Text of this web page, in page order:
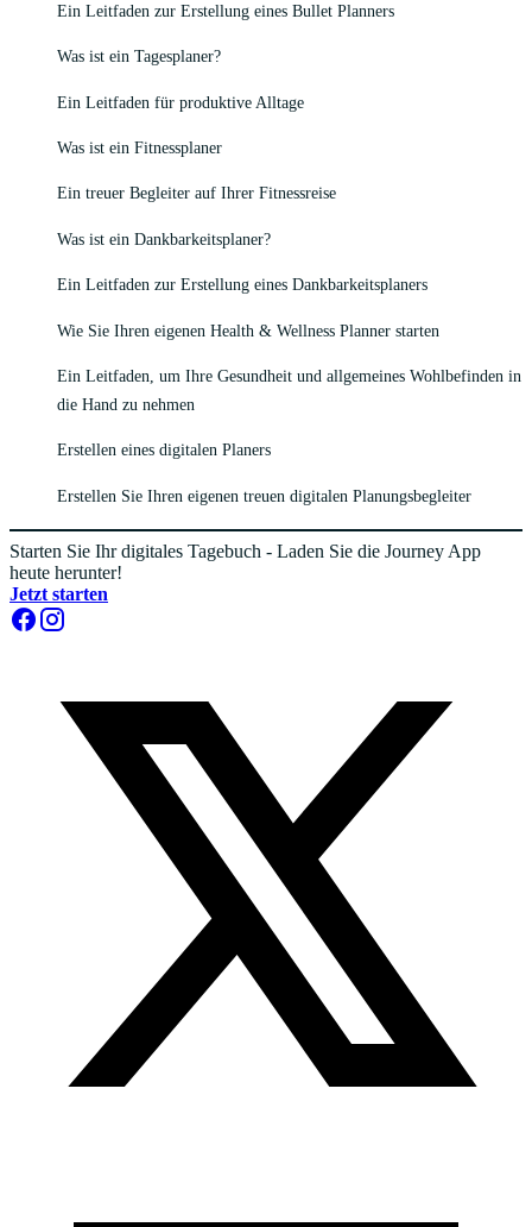
Ein Leitfaden zur Erstellung eines Bullet Planners
Was ist ein Tagesplaner?
Ein Leitfaden für produktive Alltage
Was ist ein Fitnessplaner
Ein treuer Begleiter auf Ihrer Fitnessreise
Was ist ein Dankbarkeitsplaner?
Ein Leitfaden zur Erstellung eines Dankbarkeitsplaners
Wie Sie Ihren eigenen Health & Wellness Planner starten
Ein Leitfaden, um Ihre Gesundheit und allgemeines Wohlbefinden in
die Hand zu nehmen
Erstellen eines digitalen Planers
Erstellen Sie Ihren eigenen treuen digitalen Planungsbegleiter
Starten Sie Ihr digitales Tagebuch - Laden Sie die Journey App
heute herunter!
Jetzt starten